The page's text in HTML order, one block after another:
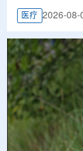
医疗 2026-08-